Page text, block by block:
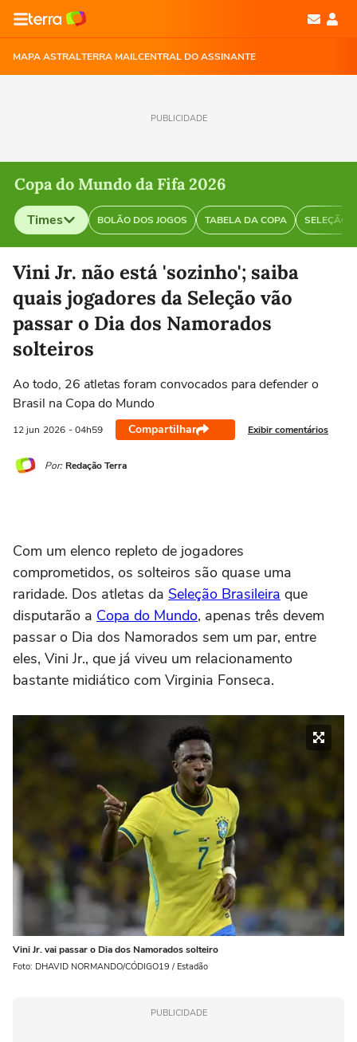
MAPA ASTRALTERRA MAILCENTRAL DO ASSINANTE
PUBLICIDADE
Copa do Mundo da Fifa 2026
Times BOLÃO DOS JOGOS TABELA DA COPA SELEÇÃO
Selecione o time para ver as notícias
Vini Jr. não está 'sozinho'; saiba
quais jogadores da Seleção vão
passar o Dia dos Namorados
solteiros
Ao todo, 26 atletas foram convocados para defender o
Brasil na Copa do Mundo
12 jun 2026 - 04h59 Compartilhar Exibir comentários
Por: Redação Terra
Com um elenco repleto de jogadores
comprometidos, os solteiros são quase uma
raridade. Dos atletas da Seleção Brasileira que
disputarão a Copa do Mundo, apenas três devem
passar o Dia dos Namorados sem um par, entre
eles, Vini Jr., que já viveu um relacionamento
bastante midiático com Virginia Fonseca.
Vini Jr. vai passar o Dia dos Namorados solteiro
Foto: DHAVID NORMANDO/CÓDIGO19 / Estadão
PUBLICIDADE